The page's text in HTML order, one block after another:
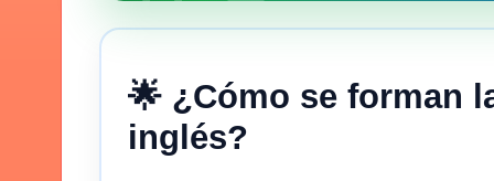
🌟 ¿Cómo se forman
inglés?